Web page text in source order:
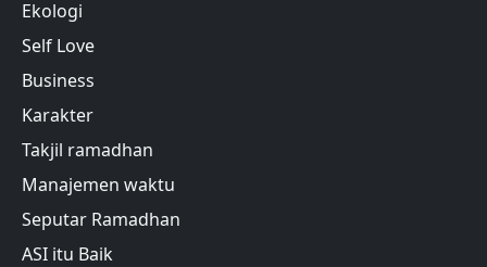
Ekologi
Self Love
Business
Karakter
Takjil ramadhan
Manajemen waktu
Seputar Ramadhan
ASI itu Baik